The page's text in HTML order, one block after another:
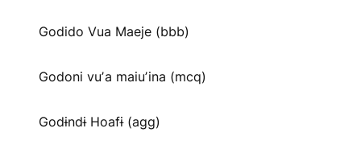
Godido Vua Maeje (bbb)
Godoni vuʼa maiuʼina (mcq)
Godɨndɨ Hoafɨ (agg)